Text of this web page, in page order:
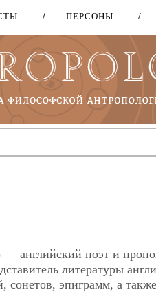
ПЕРСОНЫ
английский поэт и
литературы
сонетов, эпиграмм, а